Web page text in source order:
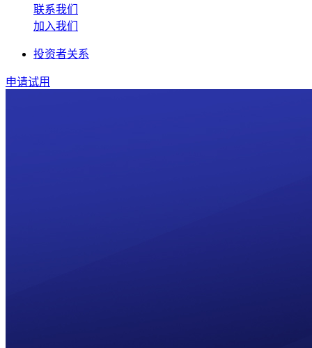
联系我们
加入我们
投资者关系
申请试用